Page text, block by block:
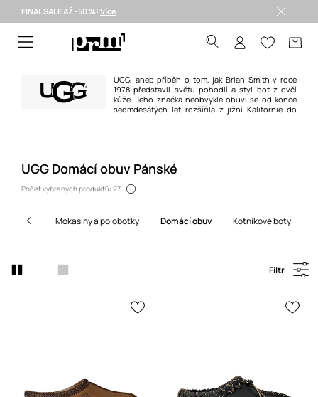
FINAL SALE AŽ -50 %! Více
UGG, aneb příběh o tom, jak Brian Smith v roce
1978 představil světu pohodlí a styl bot z ovčí
kůže. Jeho značka neobvyklé obuvi se od konce
sedmdesátých let rozšířila z jižní Kalifornie do
UGG Domácí obuv Pánské
Počet vybraných produktů: 27
mokasíny a polobotky domácí obuv kotníkové boty
Filtr